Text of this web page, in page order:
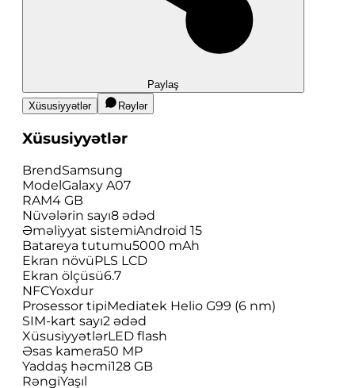
Paylaş
Xüsusiyyətlər
Rəylər
Xüsusiyyətlər
BrendSamsung
ModelGalaxy A07
RAM4 GB
Nüvələrin sayı8 ədəd
Əməliyyat sistemiAndroid 15
Batareya tutumu5000 mAh
Ekran növüPLS LCD
Ekran ölçüsü6.7
NFCYoxdur
Prosessor tipiMediatek Helio G99 (6 nm)
SIM-kart sayı2 ədəd
XüsusiyyətlərLED flash
Əsas kamera50 MP
Yaddaş həcmi128 GB
RəngiYaşıl